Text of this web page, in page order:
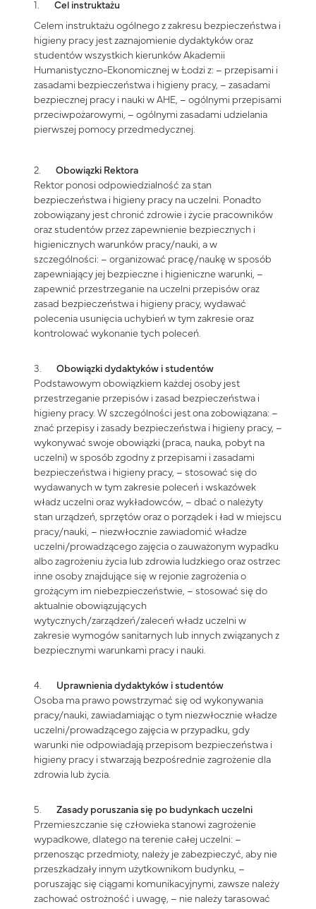
1. Cel instruktażu
Celem instruktażu ogólnego z zakresu bezpieczeństwa i
higieny pracy jest zaznajomienie dydaktyków oraz
studentów wszystkich kierunków Akademii
Humanistyczno-Ekonomicznej w Łodzi z: – przepisami i
zasadami bezpieczeństwa i higieny pracy, – zasadami
bezpiecznej pracy i nauki w AHE, – ogólnymi przepisami
przeciwpożarowymi, – ogólnymi zasadami udzielania
pierwszej pomocy przedmedycznej.
2. Obowiązki Rektora
Rektor ponosi odpowiedzialność za stan
bezpieczeństwa i higieny pracy na uczelni. Ponadto
zobowiązany jest chronić zdrowie i życie pracowników
oraz studentów przez zapewnienie bezpiecznych i
higienicznych warunków pracy/nauki, a w
szczególności: – organizować pracę/naukę w sposób
zapewniający jej bezpieczne i higieniczne warunki, –
zapewnić przestrzeganie na uczelni przepisów oraz
zasad bezpieczeństwa i higieny pracy, wydawać
polecenia usunięcia uchybień w tym zakresie oraz
kontrolować wykonanie tych poleceń.
3. Obowiązki dydaktyków i studentów
Podstawowym obowiązkiem każdej osoby jest
przestrzeganie przepisów i zasad bezpieczeństwa i
higieny pracy. W szczególności jest ona zobowiązana: –
znać przepisy i zasady bezpieczeństwa i higieny pracy, –
wykonywać swoje obowiązki (praca, nauka, pobyt na
uczelni) w sposób zgodny z przepisami i zasadami
bezpieczeństwa i higieny pracy, – stosować się do
wydawanych w tym zakresie poleceń i wskazówek
władz uczelni oraz wykładowców, – dbać o należyty
stan urządzeń, sprzętów oraz o porządek i ład w miejscu
pracy/nauki, – niezwłocznie zawiadomić władze
uczelni/prowadzącego zajęcia o zauważonym wypadku
albo zagrożeniu życia lub zdrowia ludzkiego oraz ostrzec
inne osoby znajdujące się w rejonie zagrożenia o
grożącym im niebezpieczeństwie, – stosować się do
aktualnie obowiązujących
wytycznych/zarządzeń/zaleceń władz uczelni w
zakresie wymogów sanitarnych lub innych związanych z
bezpiecznymi warunkami pracy i nauki.
4. Uprawnienia dydaktyków i studentów
Osoba ma prawo powstrzymać się od wykonywania
pracy/nauki, zawiadamiając o tym niezwłocznie władze
uczelni/prowadzącego zajęcia w przypadku, gdy
warunki nie odpowiadają przepisom bezpieczeństwa i
higieny pracy i stwarzają bezpośrednie zagrożenie dla
zdrowia lub życia.
5. Zasady poruszania się po budynkach uczelni
Przemieszczanie się człowieka stanowi zagrożenie
wypadkowe, dlatego na terenie całej uczelni: –
przenosząc przedmioty, należy je zabezpieczyć, aby nie
przeszkadzały innym użytkownikom budynku, –
poruszając się ciągami komunikacyjnymi, zawsze należy
zachować ostrożność i uwagę, – nie należy tarasować